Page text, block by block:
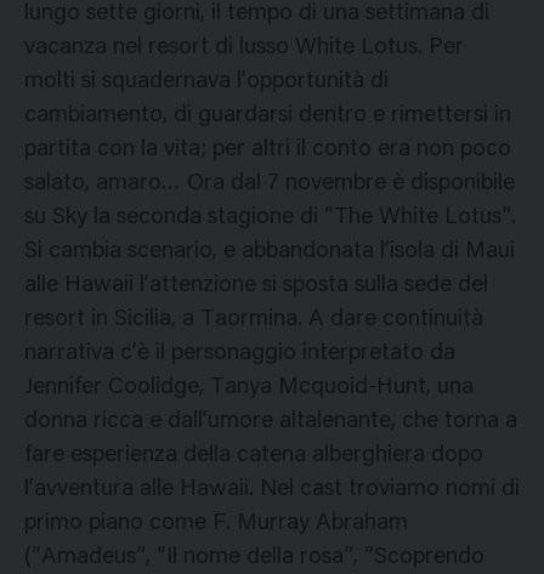
lungo sette giorni, il tempo di una settimana di
vacanza nel resort di lusso White Lotus. Per
molti si squadernava l’opportunità di
cambiamento, di guardarsi dentro e rimettersi in
partita con la vita; per altri il conto era non poco
salato, amaro… Ora dal 7 novembre è disponibile
su Sky la seconda stagione di “The White Lotus”.
Si cambia scenario, e abbandonata l’isola di Maui
alle Hawaii l’attenzione si sposta sulla sede del
resort in Sicilia, a Taormina. A dare continuità
narrativa c’è il personaggio interpretato da
Jennifer Coolidge, Tanya Mcquoid-Hunt, una
donna ricca e dall’umore altalenante, che torna a
fare esperienza della catena alberghiera dopo
l’avventura alle Hawaii. Nel cast troviamo nomi di
primo piano come F. Murray Abraham
(“Amadeus”, “Il nome della rosa”, “Scoprendo